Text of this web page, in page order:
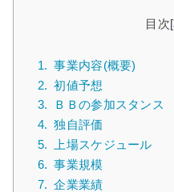
目次[
1. 事業内容(概要)
2. 初値予想
3.
ＢＢの参加スタンス
4. 独自評価
5.
上場スケジュール
6. 事業規模
7. 企業業績